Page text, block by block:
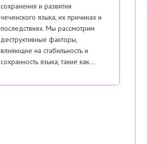
сохранения и развития
чеченского языка, их причинах и
последствиях. Мы рассмотрим
деструктивные факторы,
влияющие на стабильность и
сохранность языка, такие как…